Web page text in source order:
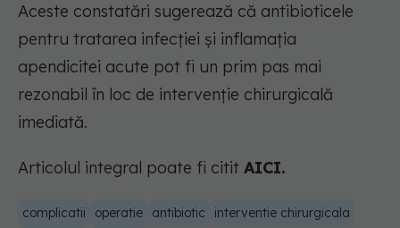
Aceste constatări sugerează că antibioticele
pentru tratarea infecției și inflamația
apendicitei acute pot fi un prim pas mai
rezonabil în loc de intervenție chirurgicală
imediată.
Articolul integral poate fi citit AICI.
complicatii operatie antibiotic
interventie chirurgicala